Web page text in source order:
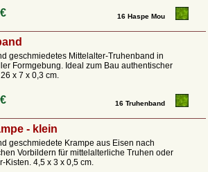
16 Haspe Mou
geschmiedetes Mittelalter-Truhenband in
Formgebung. Ideal zum Bau authentischer
x 7 x 0,3 cm.
16 Truhenband
- klein
geschmiedete Krampe aus Eisen nach
Vorbildern für mittelalterliche Truhen oder
Kisten. 4,5 x 3 x 0,5 cm.